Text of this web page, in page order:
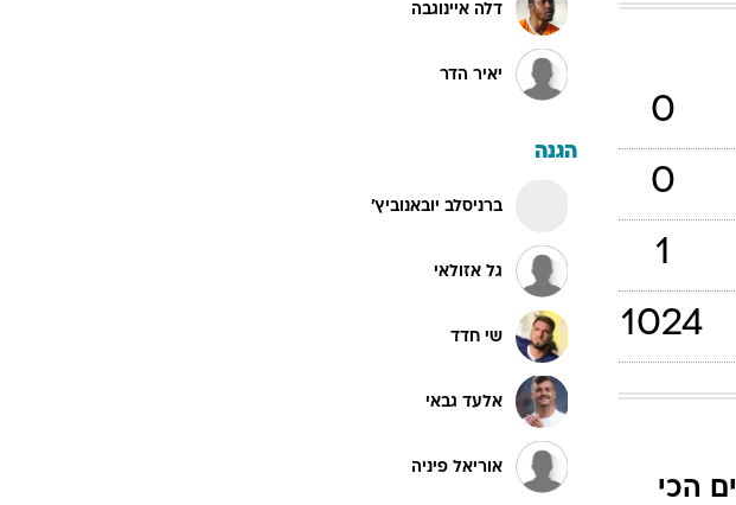
0
0
1
1024
המהלכים הכי
דלה איינוגבה
יאיר הדר
הגנה
ברניסלב יובאנוביץ'
גל אזולאי
שי חדד
אלעד גבאי
אוריאל פיניה